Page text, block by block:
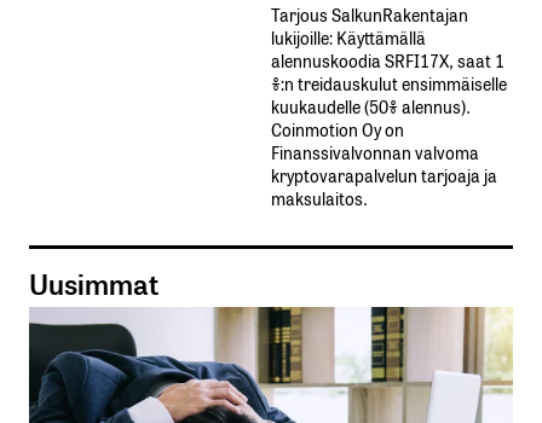
Tarjous SalkunRakentajan
lukijoille: Käyttämällä​ ​
alennuskoodia​ ​SRFI17X,​ ​saat​ ​1
%:n treidauskulut​ ​ensimmäiselle​ ​
kuukaudelle​ ​(50%​ ​alennus).
Coinmotion Oy on
Finanssivalvonnan valvoma
kryptovarapalvelun tarjoaja ja
maksulaitos.
Uusimmat